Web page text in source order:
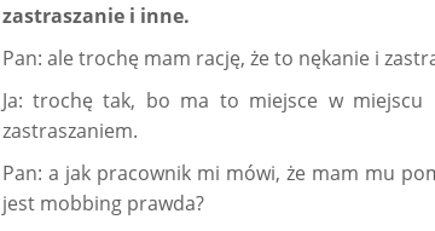
zastraszanie i inne.
Pan: ale trochę mam rację, że to nękanie i
Ja: trochę tak, bo ma to miejsce w
zastraszaniem.
Pan: a jak pracownik mi mówi, że mam mu
jest mobbing prawda?